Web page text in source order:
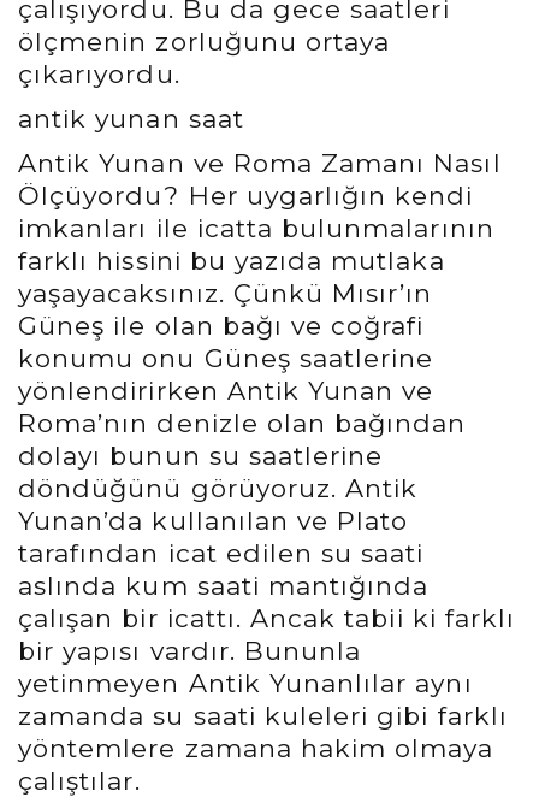
çalışıyordu. Bu da gece saatleri
ölçmenin zorluğunu ortaya
çıkarıyordu.
antik yunan saat
Antik Yunan ve Roma Zamanı Nasıl
Ölçüyordu? Her uygarlığın kendi
imkanları ile icatta bulunmalarının
farklı hissini bu yazıda mutlaka
yaşayacaksınız. Çünkü Mısır’ın
Güneş ile olan bağı ve coğrafi
konumu onu Güneş saatlerine
yönlendirirken Antik Yunan ve
Roma’nın denizle olan bağından
dolayı bunun su saatlerine
döndüğünü görüyoruz. Antik
Yunan’da kullanılan ve Plato
tarafından icat edilen su saati
aslında kum saati mantığında
çalışan bir icattı. Ancak tabii ki farklı
bir yapısı vardır. Bununla
yetinmeyen Antik Yunanlılar aynı
zamanda su saati kuleleri gibi farklı
yöntemlere zamana hakim olmaya
çalıştılar.